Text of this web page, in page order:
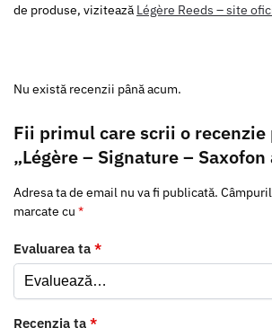
de produse, vizitează Légère Reeds – site
Nu există recenzii până acum.
Fii primul care scrii o recenzie
„Légère – Signature –
Adresa ta de email nu va fi publicată.
marcate cu *
Evaluarea ta *
Recenzia ta *